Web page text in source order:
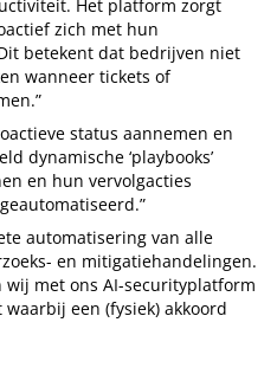
Het platform zorgt
zich met hun
betekent dat bedrijven niet
wanneer tickets of
status aannemen en
dynamische ‘playbooks’
en hun vervolgacties
automatisering van alle
en mitigatiehandelingen.
wij met ons AI-securityplatform
een (fysiek) akkoord